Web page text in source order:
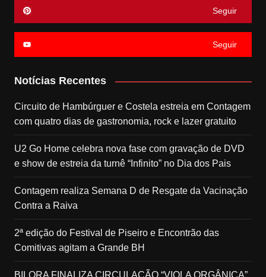
Seguir
Seguir
Notícias Recentes
Circuito de Hambúrguer e Costela estreia em Contagem
com quatro dias de gastronomia, rock e lazer gratuito
U2 Go Home celebra nova fase com gravação de DVD
e show de estreia da turnê “Infinito” no Dia dos Pais
Contagem realiza Semana D de Resgate da Vacinação
Contra a Raiva
2ª edição do Festival de Piseiro e Encontrão das
Comitivas agitam a Grande BH
BILORA FINALIZA CIRCULAÇÃO “VIOLA ORGÂNICA”